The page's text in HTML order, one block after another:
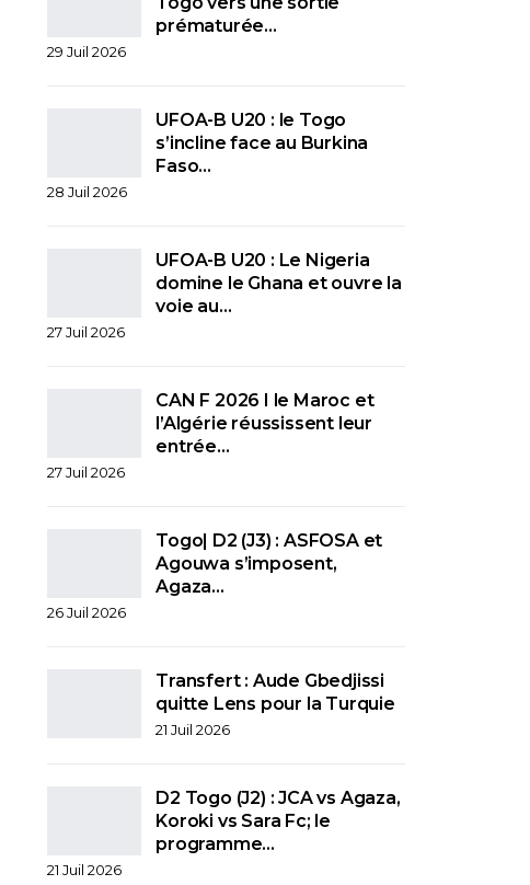
prématurée…
29 Juil 2026
UFOA-B U20 : le Togo
s’incline face au Burkina
Faso…
28 Juil 2026
UFOA-B U20 : Le Nigeria
domine le Ghana et ouvre la
voie au…
27 Juil 2026
CAN F 2026 I le Maroc et
l’Algérie réussissent leur
entrée…
27 Juil 2026
Togo| D2 (J3) : ASFOSA et
Agouwa s’imposent,
Agaza…
26 Juil 2026
Transfert : Aude Gbedjissi
quitte Lens pour la Turquie
21 Juil 2026
D2 Togo (J2) : JCA vs Agaza,
Koroki vs Sara Fc; le
programme…
21 Juil 2026